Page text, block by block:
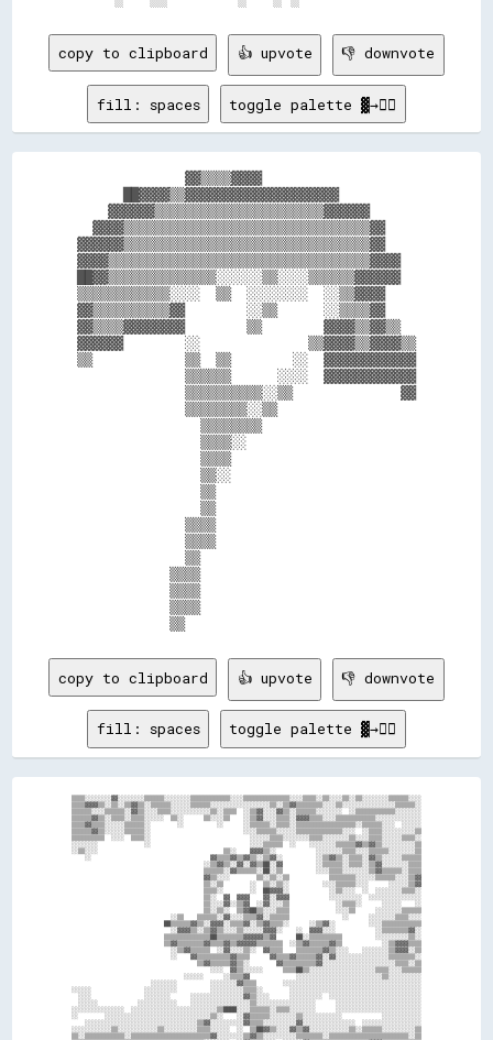
copy to clipboard 👍 upvote 👎 downvote
fill: spaces toggle palette ▓→✊🏽
              ▓▓▒▒▒▒▓▓▓▓
      ██▓▓▓▓▒▒▓▓▓▓▓▓▓▓▓▓▓▓▓▓▓▓▓▓▓▓
    ▓▓▓▓▓▓▒▒▒▒▒▒▒▒▒▒▒▒▒▒▒▒▒▒▒▒▒▒▓▓▓▓▓▓
  ▓▓▓▓▒▒▒▒▒▒▒▒▒▒▒▒▒▒▒▒▒▒▒▒▒▒▒▒▒▒▒▒▒▒▒▒▓▓
▓▓▓▓▓▓▒▒▒▒▒▒▒▒▒▒▒▒▒▒▒▒▒▒▒▒▒▒▒▒▒▒▒▒▒▒▒▒▓▓
▓▓▓▓▒▒▒▒▒▒▒▒▒▒▒▒▒▒▒▒▒▒▒▒▒▒▒▒▒▒▒▒▒▒▒▒▒▒▓▓▓▓
██▓▓▒▒▒▒▒▒▒▒▒▒▒▒▒▒░░░░░░▒▒░░░░▒▒▒▒▒▒▓▓▓▓▓▓
▒▒▒▒▒▒▒▒▒▒▒▒░░░░  ▒▒  ░░░░░░░░  ░░▒▒▓▓▓▓
▓▓▒▒▒▒▒▒▒▒▒▒▓▓        ░░▒▒      ░░▒▒▒▒▓▓
▓▓▒▒▒▒▓▓▓▓▓▓▓▓        ▒▒        ▓▓▓▓▒▒▓▓▒▒
▓▓▓▓▓▓        ░░              ▒▒▓▓▓▓▒▒▓▓▓▓▒▒
▒▒            ▒▒  ▒▒        ░░  ▓▓▓▓▓▓▓▓▓▓▓▓
              ▒▒▒▒▒▒      ░░░░  ▓▓▓▓▓▓▓▓▓▓▓▓
              ▒▒▒▒▒▒▒▒▒▒░░▒▒              ▓▓
              ▒▒▒▒▒▒▒▒░░▒▒
                ▒▒▒▒▒▒▒▒
                ▒▒▒▒░░
                ▒▒▒▒
                ▒▒░░
                ▒▒
                ▒▒
              ▒▒▒▒
              ▒▒▒▒
              ▒▒
            ▒▒▒▒
            ▒▒▒▒
            ▒▒▒▒
copy to clipboard 👍 upvote 👎 downvote
fill: spaces toggle palette ▓→✊🏽
▒▒▒▒░░░░░░░░▓▓░░░░░░░░▒▒▒▒▒▒░░░░░░░░▒▒▒▒▒▒▒▒▒▒▒▒░░░░▒▒▒▒▒▒▒▒▒▒▒▒▒▒░░░░▒▒▒▒░░▒▒░░░░▒▒░░▒▒░░░░░░░░▒▒▒▒▒▒░░░░
▒▒▒▒▓▓▓▓▒▒░░▒▒░░▒▒▓▓▒▒░░▒▒▒▒▒▒░░░░░░▒▒▒▒▒▒░░░░░░░░░░░░░░░░░░▒▒░░▒▒▓▓▒▒▒▒▒▒▒▒░░░░▒▒░░░░░░░░░░░░░░░░▒▒▒▒▒▒░░
▒▒▒▒▒▒░░░░▒▒▒▒▒▒░░▓▓▒▒░░░░▒▒▒▒░░░░░░░░░░░░▒▒░░▒▒▒▒  ░░▒▒▓▓░░░░▓▓▒▒░░▒▒▒▒▒▒░░░░░░░░  ░░▒▒▒▒▒▒▒▒▒▒▒▒░░░░░░░░
▒▒▒▒▒▒▓▓▒▒░░▒▒▒▒░░▒▒▒▒░░░░░░  ▒▒░░      ▒▒░░░░▒▒    ░░▒▒▓▓░░░░▒▒▒▒░░▓▓▓▓▒▒▒▒░░░░▒▒▒▒▒▒▒▒▒▒▒▒░░░░░░░░░░░░░░
▒▒▒▒▓▓▒▒▒▒░░░░░░▒▒▒▒▒▒░░        ░░          ░░      ░░▒▒▒▒▒▒░░▒▒▒▒░░▒▒▒▒▒▒▒▒▒▒▒▒▒▒▒▒▒▒░░▒▒▒▒▒▒░░░░  ░░░░░░
▒▒▒▒▒▒▓▓▒▒░░░░░░▒▒▒▒▒▒░░                            ░░░░▒▒▒▒▒▒░░░░░░▒▒▒▒▒▒▒▒▒▒▒▒▒▒░░░░  ░░▒▒▒▒░░░░░░░░░░▒▒
▒▒▒▒▒▒▒▒▒▒  ░░░░  ▒▒▒▒░░                              ░░░░░░▒▒▒▒░░░░░░░░▒▒▒▒░░░░░░░░▒▒░░░░▒▒▒▒░░░░░░▒▒▒▒░░
░░░░░░░░              ░░                              ░░░░▒▒▒▒▒▒  ░░    ░░░░░░░░▒▒▒▒▒▒▓▓▒▒▓▓▒▒░░░░░░░░░░▒▒
░░▒▒░░░░                                      ▒▒░░    ▓▓▓▓▒▒░░            ░░░░░░░░▒▒▒▒░░░░▒▒▒▒▒▒░░░░░░░░▒▒
    ░░                                    ▓▓▒▒▒▒▓▓▒▒▓▓▒▒░░▒▒▓▓░░          ░░▒▒▓▓▒▒░░▒▒▒▒░░▓▓▒▒░░░░░░▒▒▒▒▒▒
                                        ░░▒▒▓▓▒▒░░▓▓░░▓▓▒▒██░░▓▓          ░░▒▒▒▒▒▒░░▒▒▒▒░░▒▒▓▓░░░░░░░░▒▒▒▒
                                        ▒▒▒▒▒▒░░▓▓▒▒▒▒▒▒░░██░░▒▒          ░░░░▒▒▒▒░░░░░░░░▒▒▓▓▒▒▒▒▒▒░░▒▒▒▒
                                        ▓▓▒▒░░░░        ▒▒░░▒▒░░▒▒            ▒▒▒▒▒▒▒▒░░░░░░▒▒▒▒▒▒░░░░▒▒▓▓
                                        ▒▒░░▒▒        ░░  ▒▒░░▒▒░░          ░░░░▒▒▒▒▒▒░░░░      ░░░░░░▒▒▓▓
                                        ▒▒▒▒░░        ░░  ██▓▓▓▓░░            ░░▒▒░░░░  ░░  ░░░░░░░░▒▒▒▒░░
                                        ▒▒░░  ▓▓  ▓▓▓▓    ▓▓░░▓▓▓▓            ░░░░░░░░░░  ░░░░░░░░░░░░░░░░
                                        ▒▒░░░░▓▓░░▒▒▓▓  ░░▓▓░░░░▒▒              ░░▒▒▒▒░░      ░░░░░░    ░░
                                        ▒▒░░▒▒░░  ▒▒▓▓██▒▒░░░░▒▒▒▒              ░░░░▒▒      ░░░░░░░░▒▒▒▒▒▒
                              ░░▒▒    ▒▒▒▒▒▒░░▓▓░░░░▒▒▒▒▓▓░░▒▒▒▒▒▒                ░░      ░░░░░░░░▒▒▒▒░░░░
                            ██▒▒▒▒▒▒▓▓▒▒░░▓▓▓▓░░▒▒▒▒▓▓░░▒▒▓▓▒▒▒▒░░      ░░▒▒▓▓░░          ░░░░▒▒▒▒▒▒▒▒▒▒▒▒
                              ░░▓▓▓▓▒▒░░▒▒▓▓▒▒░░░░▒▒░░░░░░▓▓▓▓░░    ░░  ▓▓▓▓░░░░            ░░▒▒▒▒▒▒▒▒▓▓░░
                            ▒▒▒▒▒▒▒▒▒▒▒▒▒▒██▒▒▒▒▒▒▒▒▓▓▓▓▓▓▒▒▓▓      ██░░▒▒▒▒▒▒▒▒▒▒          ░░░░░░░░░░▒▒░░
                            ▒▒▓▓▒▒▒▒▒▒▒▒▓▓▒▒▒▒▓▓▒▒▓▓▓▓▓▓▒▒▒▒▒▒▒▒  ░░▒▒▓▓▒▒▒▒▒▒▓▓▒▒            ░░▒▒▓▓▓▓▒▒▒▒
                              ░░▒▒▓▓▒▒▒▒▒▒  ░░▓▓░░░░▒▒░░  ▓▓▒▒▒▒    ▒▒▒▒▒▒▒▒▓▓▒▒░░░░    ░░░░░░░░▒▒▓▓▓▓░░▒▒
                              ░░    ▓▓▒▒▒▒▒▒▒▒▒▒▓▓▒▒▒▒      ▓▓▒▒▒▒▓▓▒▒▒▒▒▒▓▓░░▓▓░░░░░░░░░░░░░░░░▒▒▒▒▒▒▒▒░░
                                      ▒▒▓▓▒▒▒▒▒▒▓▓▒▒░░        ▓▓▒▒▒▒▒▒▒▒▒▒▓▓░░░░░░░░░░░░░░░░░░░░░░▒▒▒▒░░▒▒
                                          ░░░░  ▓▓▒▒░░░░░░      ▒▒▒▒██▒▒░░░░░░░░░░░░░░░░░░░░▒▒▒▒░░░░▒▒▒▒▒▒
                                  ░░░░░░      ░░▒▒▒▒▓▓              ░░░░░░░░░░░░░░░░░░░░░░░░░░▒▒░░░░░░░░░░
                        ░░░░░░░░          ░░░░░░░░▓▓▒▒▒▒        ░░░░░░░░░░░░░░░░░░░░░░░░░░░░░░░░░░░░░░░░░░
░░░░░░                ░░░░░░░░░░          ░░░░░░░░░░▒▒▒▒░░        ░░░░░░░░░░░░░░░░░░░░░░░░░░░░░░░░░░░░░░░░
  ░░░░                ░░░░░░░░      ░░░░░░░░░░░░░░░░▓▓▒▒░░░░      ░░░░░░░░░░  ░░░░░░░░░░░░░░░░░░░░░░░░░░░░
  ░░░░░░            ░░░░░░░░░░░░    ░░░░░░░░░░░░░░░░░░▒▒░░░░░░░░░░░░░░░░░░      ░░░░░░░░░░░░░░░░░░░░░░░░░░
░░░░░░░░░░░░░░░░  ░░░░░░░░░░░░░░░░░░░░░░░░░░▒▒████░░░░▒▒▒▒▒▒░░▒▒▒▒░░░░░░░░      ░░░░░░░░░░░░░░░░░░░░░░░░░░
░░        ░░░░░░░░░░░░░░░░░░░░░░░░░░░░░░░░▒▒░░    ░░▓▓▒▒▒▒▒▒░░░░░░░░▒▒░░░░░░░░░░░░            ░░░░░░░░░░░░
    ░░░░░░░░░░░░░░░░░░░░░░░░░░░░░░░░░░▒▒▓▓░░░░░░░░░░▓▓▒▒▒▒░░░░░░░░░░▓▓░░░░░░░░░░░░░░░░  ░░░░░░░░░░░░░░░░░░
░░░░░░░░░░░░▒▒░░░░░░░░░░░░▒▒░░░░░░░░░░▒▒▒▒░░░░░░  ░░  ▒▒██▓▓▒▒░░░░▓▓▒▒▓▓░░░░░░░░░░░░▒▒░░▒▒▒▒▒▒░░░░░░░░░░▒▒
▒▒░░▒▒▒▒▒▒▒▒▒▒▒▒░░▒▒▒▒▒▒▒▒▒▒▒▒▒▒▒▒▒▒▒▒▒▒▒▒▓▓░░░░░░░░▒▒▓▓▒▒░░░░░░░░░░▒▒▒▒▒▒▒▒░░▒▒▒▒▒▒▒▒▒▒▒▒▒▒▒▒▒▒▒▒▒▒▒▒░░▒▒